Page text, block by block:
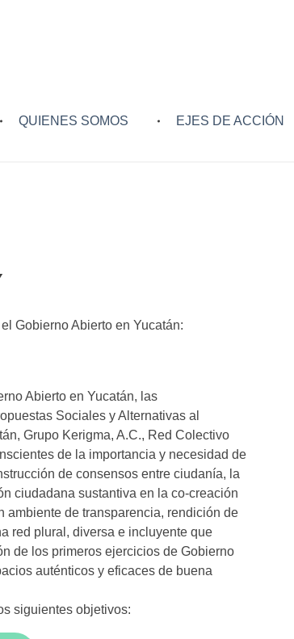
QUIENES SOMOS EJES DE ACCIÓN
Gobierno Abierto en Yucatán:
Abierto en Yucatán, las
Sociales y Alternativas al
Grupo Kerigma, A.C., Red Colectivo
de la importancia y necesidad de
de consensos entre ciudanía, la
ciudadana sustantiva en la co-creación
de transparencia, rendición de
red plural, diversa e incluyente que
de los primeros ejercicios de Gobierno
auténticos y eficaces de buena
siguientes objetivos: